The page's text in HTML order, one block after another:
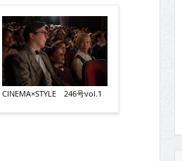
CINEMA×STYLE 246号vol.1